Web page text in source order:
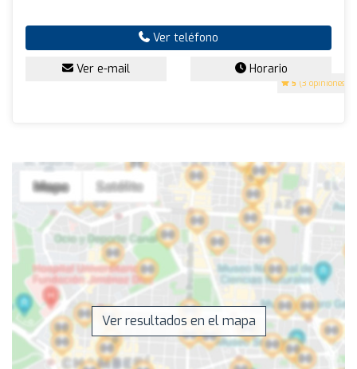
5 (3 opiniones)
Ver teléfono
Ver e-mail Horario
Ver resultados en el mapa